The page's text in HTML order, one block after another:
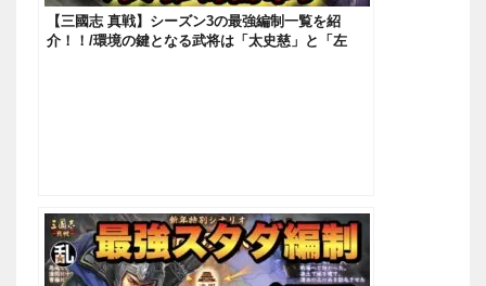
【三國志 真戦】シーズン3の最強編制一覧を紹
介！！/環境の鍵となる武将は「太史慈」と「左